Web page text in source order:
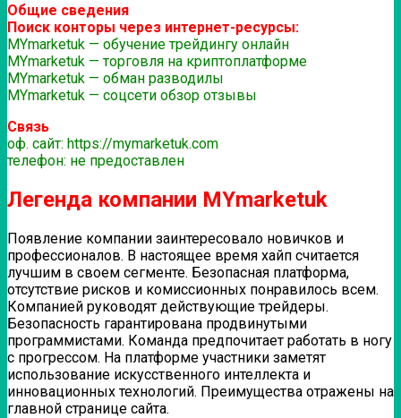
Общие сведения
Поиск конторы через интернет-ресурсы:
MYmarketuk — обучение трейдингу онлайн
MYmarketuk — торговля на криптоплатформе
MYmarketuk — обман разводилы
MYmarketuk — соцсети обзор отзывы
Связь
оф. сайт: https://mymarketuk.com
телефон: не предоставлен
Легенда компании MYmarketuk
Появление компании заинтересовало новичков и
профессионалов. В настоящее время хайп считается
лучшим в своем сегменте. Безопасная платформа,
отсутствие рисков и комиссионных понравилось всем.
Компанией руководят действующие трейдеры.
Безопасность гарантирована продвинутыми
программистами. Команда предпочитает работать в ногу
с прогрессом. На платформе участники заметят
использование искусственного интеллекта и
инновационных технологий. Преимущества отражены на
главной странице сайта.